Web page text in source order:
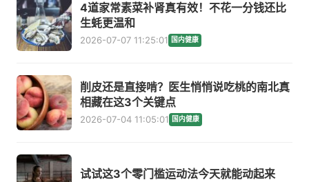
4道家常素菜补肾真有效！不花一分钱还比
生蚝更温和
2026-07-07 11:25:01 国内健康
削皮还是直接啃？医生悄悄说吃桃的南北真
相藏在这3个关键点
2026-07-04 11:05:01 国内健康
试试这3个零门槛运动法今天就能动起来